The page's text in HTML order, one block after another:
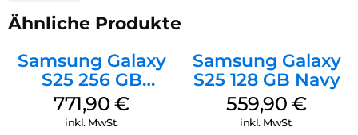
Ähnliche Produkte
Samsung Galaxy
S25 256 GB
Icyblue
771,90€
inkl. MwSt.
Samsung Galaxy
S25 128 GB Navy
559,90€
inkl. MwSt.